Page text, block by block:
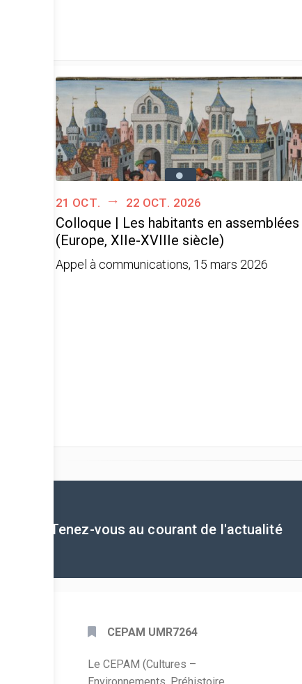
21 oct. 22 oct. 2026
Colloque | Les habitants en assemblées
(Europe, XIIe-XVIIIe siècle)
Appel à communications, 15 mars 2026
Tenez-vous au courant de l'actualité
CEPAM UMR7264
Le CEPAM (Cultures –